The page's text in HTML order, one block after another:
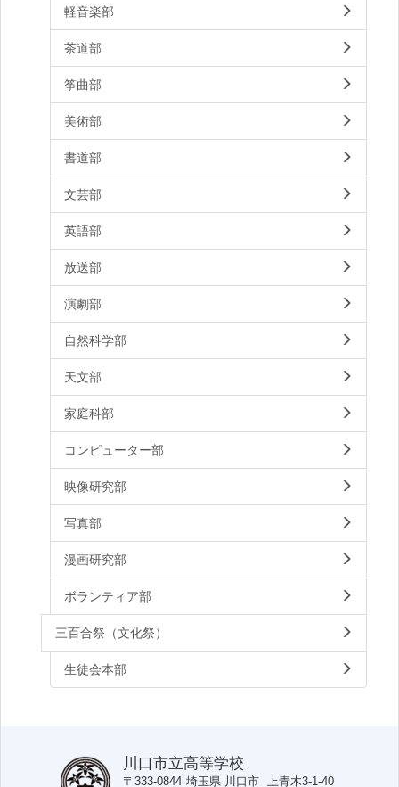
軽音楽部
茶道部
筝曲部
美術部
書道部
文芸部
英語部
放送部
演劇部
自然科学部
天文部
家庭科部
コンピューター部
映像研究部
写真部
漫画研究部
ボランティア部
三百合祭（文化祭）
生徒会本部
川口市立高等学校
〒333-0844 埼玉県 川口市 上青木3-1-40